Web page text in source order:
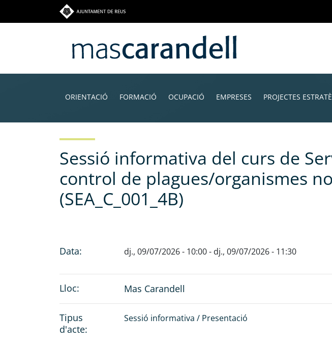
ORIENTACIÓ FORMACIÓ OCUPACIÓ EMPRESES PROJECTES
Sessió informativa del curs de
control de plagues/organismes
(SEA_C_001_4B)
Data: dj., 09/07/2026 - 10:00- dj., 09/07/2026 - 11:30
Lloc: Mas Carandell
Tipus
d'acte:
Sessió informativa / Presentació